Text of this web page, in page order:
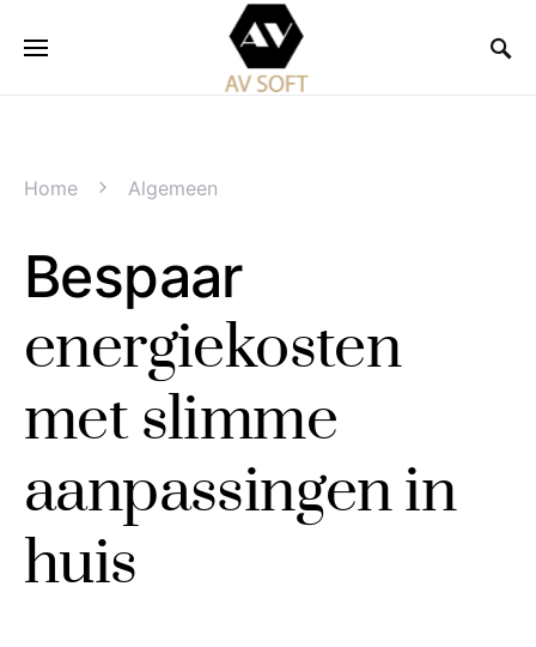
Home Algemeen
Bespaar
energiekosten
met slimme
aanpassingen in
huis